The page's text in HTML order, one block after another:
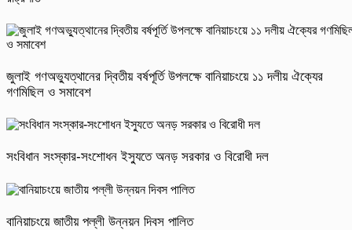
জুলাই গণঅভ্যুত্থানের দ্বিতীয় বর্ষপূর্তি উপলক্ষে বানিয়াচংয়ে ১১ দলীয় ঐক্যের
গণমিছিল ও সমাবেশ
সংবিধান সংস্কার-সংশোধন ইস্যুতে অনড় সরকার ও বিরোধী দল
বানিয়াচংয়ে জাতীয় পল্লী উন্নয়ন দিবস পালিত